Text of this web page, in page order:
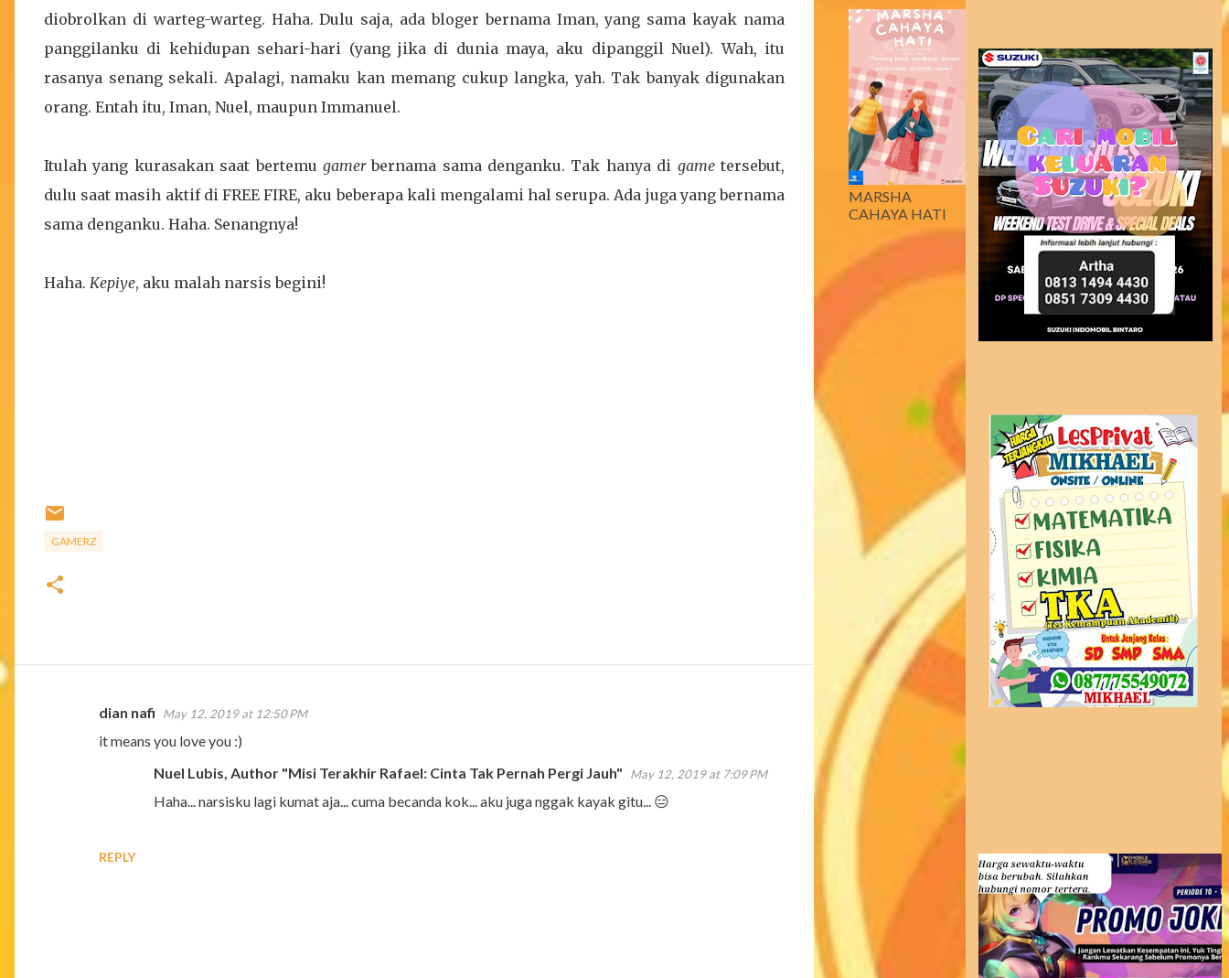
diobrolkan di warteg-warteg. Haha. Dulu saja, ada bloger bernama Iman, yang sama kayak nama
panggilanku di kehidupan sehari-hari (yang jika di dunia maya, aku dipanggil Nuel). Wah, itu
rasanya senang sekali. Apalagi, namaku kan memang cukup langka, yah. Tak banyak digunakan
orang. Entah itu, Iman, Nuel, maupun Immanuel.
Itulah yang kurasakan saat bertemu gamerbernama sama denganku. Tak hanya di gametersebut,
dulu saat masih aktif di FREE FIRE, aku beberapa kali mengalami hal serupa. Ada juga yang bernama
sama denganku. Haha. Senangnya!
Haha. Kepiye, aku malah narsis begini!
GAMERZ
dian nafi May 12, 2019 at 12:50 PM
it means you love you :)
REPLY
Nuel Lubis, Author "Misi Terakhir Rafael: Cinta Tak Pernah Pergi Jauh" May 12, 2019 at 7:09 PM
Haha... narsisku lagi kumat aja... cuma becanda kok... aku juga nggak kayak gitu... 😑
MARSHA
CAHAYA HATI